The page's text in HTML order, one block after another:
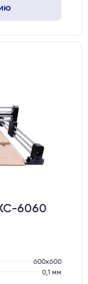
6060
600х600
0,1 мм